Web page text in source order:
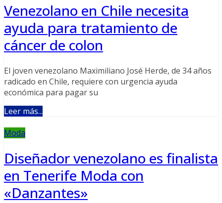
Venezolano en Chile necesita
ayuda para tratamiento de
cáncer de colon
El joven venezolano Maximiliano José Herde, de 34 años
radicado en Chile, requiere con urgencia ayuda
económica para pagar su
Leer más...
Moda
Diseñador venezolano es finalista
en Tenerife Moda con
«Danzantes»